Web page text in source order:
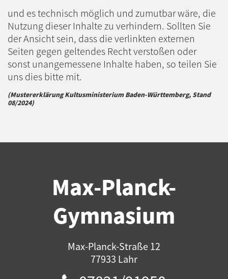
und es technisch möglich und zumutbar wäre, die
Nutzung dieser Inhalte zu verhindern. Sollten Sie
der Ansicht sein, dass die verlinkten externen
Seiten gegen geltendes Recht verstoßen oder
sonst unangemessene Inhalte haben, so teilen Sie
uns dies bitte mit.
(Mustererklärung Kultusministerium Baden-Württemberg, Stand
08/2024)
Max-Planck-
Gymnasium
Max-Planck-Straße 12
77933 Lahr